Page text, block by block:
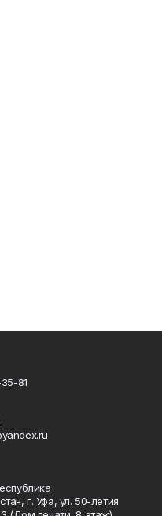
81
г. Уфа, ул. 50-летия